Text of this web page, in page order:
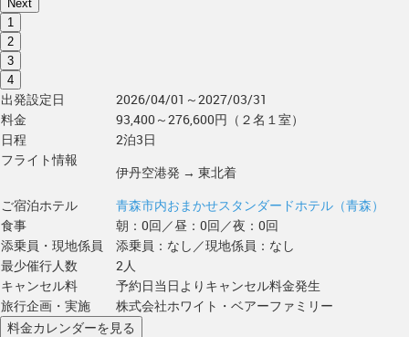
Next
1
2
3
4
出発設定日
2026/04/01～2027/03/31
料金
93,400～276,600円（２名１室）
日程
2泊3日
フライト情報
伊丹空港発 → 東北着
ご宿泊ホテル
青森市内おまかせスタンダードホテル（青森）
食事
朝：0回／昼：0回／夜：0回
添乗員・現地係員
添乗員：なし／現地係員：なし
最少催行人数
2人
キャンセル料
予約日当日よりキャンセル料金発生
旅行企画・実施
株式会社ホワイト・ベアーファミリー